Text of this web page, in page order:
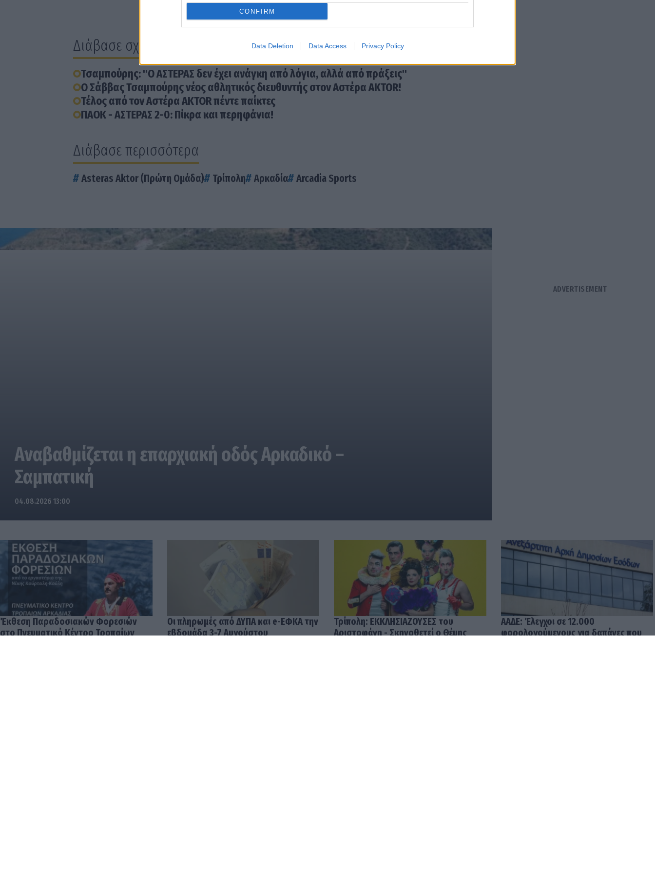
CONFIRM
Data Deletion Data Access Privacy Policy
Διάβασε σχετικά
Τσαμπούρης: "Ο ΑΣΤΕΡΑΣ δεν έχει ανάγκη από λόγια, αλλά από πράξεις"
Ο Σάββας Τσαμπούρης νέος αθλητικός διευθυντής στον Αστέρα AKTOR!
Τέλος από τον Αστέρα AKTOR πέντε παίκτες
ΠΑΟΚ - ΑΣΤΕΡΑΣ 2-0: Πίκρα και περηφάνια!
Διάβασε περισσότερα
Asteras Aktor (Πρώτη Ομάδα) Τρίπολη Αρκαδία Arcadia Sports
Αναβαθμίζεται η επαρχιακή οδός Αρκαδικό –
Σαμπατική
04.08.2026 13:00
Έκθεση Παραδοσιακών Φορεσιών
στο Πνευματικό Κέντρο Τροπαίων
Οι πληρωμές από ΔΥΠΑ και e-ΕΦΚΑ την
εβδομάδα 3-7 Αυγούστου
Τρίπολη: ΕΚΚΛΗΣΙΑΖΟΥΣΕΣ του
Αριστοφάνη - Σκηνοθετεί ο Θέμης
ΑΑΔΕ: Έλεγχοι σε 12.000
φορολογούμενους για δαπάνες που